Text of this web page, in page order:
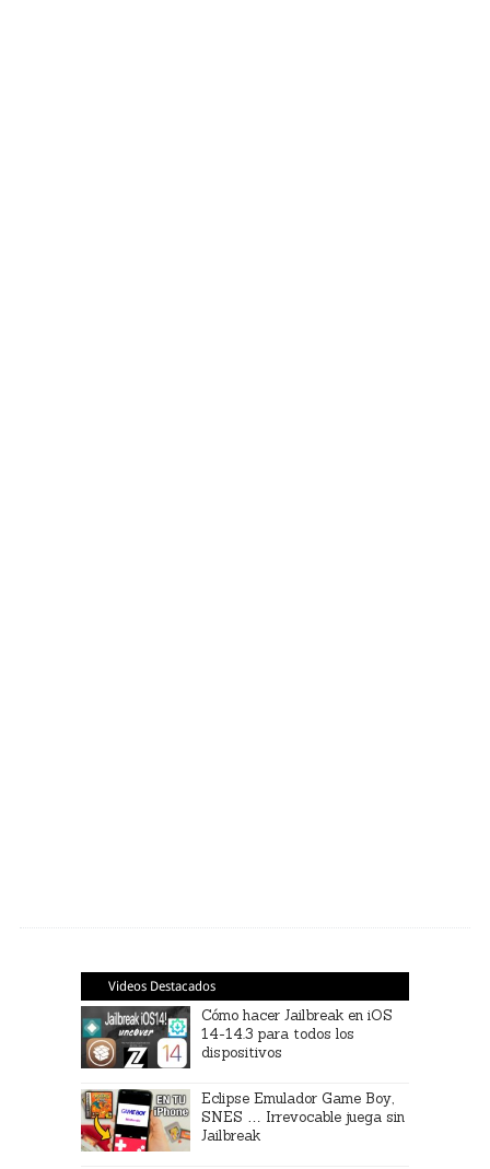
Videos Destacados
Cómo hacer Jailbreak en iOS
14-14.3 para todos los
dispositivos
Eclipse Emulador Game Boy,
SNES … Irrevocable juega sin
Jailbreak